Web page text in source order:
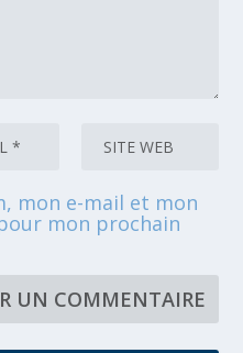
mon e-mail et mon
mon prochain